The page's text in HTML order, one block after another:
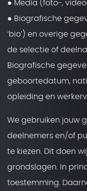
● Media (foto-,
● Biografische
‘bio’) en overige
de selectie of
Biografische
geboortedatum,
opleiding en
We gebruiken jouw
deelnemers en/of
te kiezen. Dit doen
grondslagen. In
toestemming.